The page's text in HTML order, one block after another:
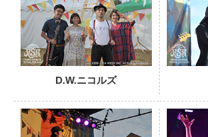
D.W.ニコルズ
PHOTO